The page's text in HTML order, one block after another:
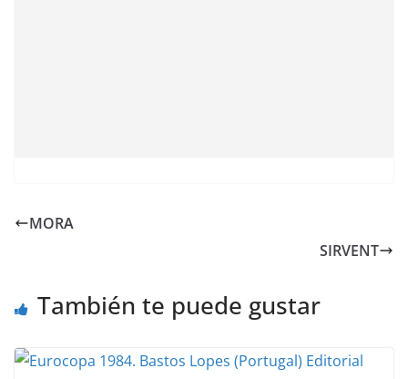
MORA
SIRVENT
También te puede gustar